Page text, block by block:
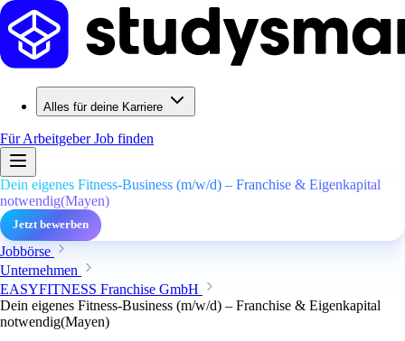
Alles für deine Karriere
Für ArbeitgeberJob finden
Dein eigenes Fitness-Business (m/w/d) – Franchise & Eigenkapital
notwendig(Mayen)
Jetzt bewerben
Jobbörse
Unternehmen
EASYFITNESS Franchise GmbH
Dein eigenes Fitness-Business (m/w/d) – Franchise & Eigenkapital
notwendig(Mayen)